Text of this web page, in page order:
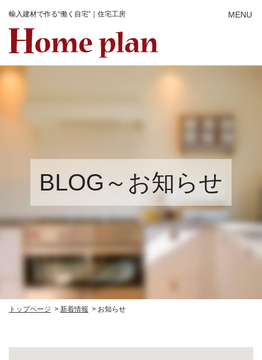
輸入建材で作る“働く自宅”｜住宅工房
BLOG～お知らせ
トップページ 新着情報 お知らせ